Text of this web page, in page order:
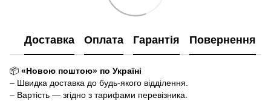
Доставка Оплата Гарантія Повернення
📦 «Новою поштою» по Україні
– Швидка доставка до будь-якого відділення.
– Вартість — згідно з тарифами перевізника.